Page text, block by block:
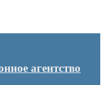
агентство